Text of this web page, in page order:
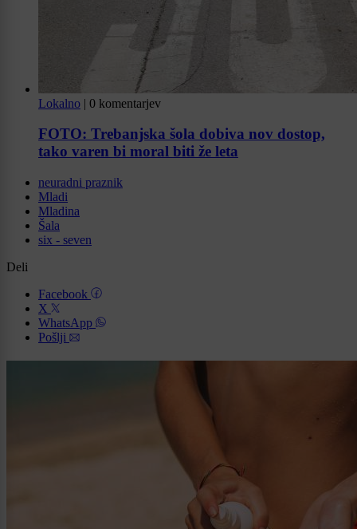
Lokalno | 0 komentarjev
FOTO: Trebanjska šola dobiva nov dostop,
tako varen bi moral biti že leta
neuradni praznik
Mladi
Mladina
Šala
six - seven
Deli
Facebook
X
WhatsApp
Pošlji